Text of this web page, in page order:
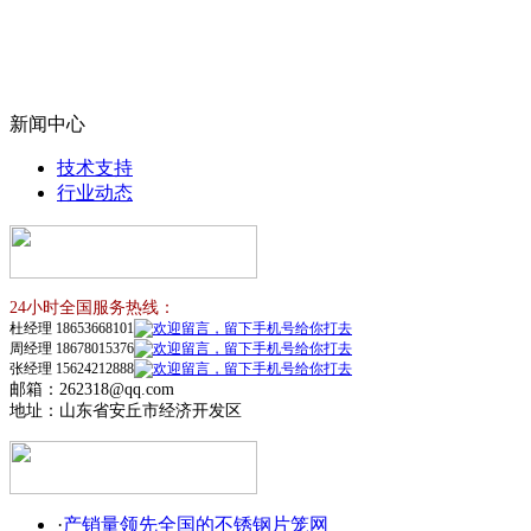
新闻中心
技术支持
行业动态
24小时全国服务热线：
杜经理 18653668101
周经理 18678015376
张经理 15624212888
邮箱：262318@qq.com
地址：山东省安丘市经济开发区
·产销量领先全国的不锈钢片笼网